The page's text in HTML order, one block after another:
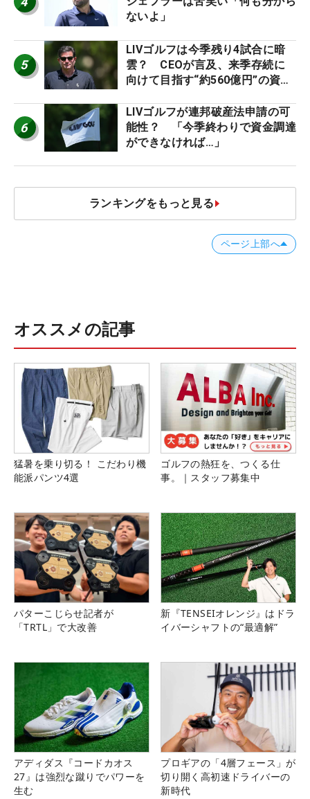
ないよ」
5
LIVゴルフは今季残り4試合に暗
雲？ CEOが言及、来季存続に
向けて目指す“約560億円”の資金
6
LIVゴルフが連邦破産法申請の可
能性？ 「今季終わりで資金調達
ができなければ…」
ランキングをもっと見る
ページ上部へ
オススメの記事
猛暑を乗り切る！ こだわり機
能派パンツ4選
ゴルフの熱狂を、つくる仕
事。｜スタッフ募集中
パターこじらせ記者が
「TRTL」で大改善
新『TENSEIオレンジ』はドラ
イバーシャフトの“最適解”
アディダス『コードカオス
27』は強烈な蹴りでパワーを
生む
プロギアの「4層フェース」が
切り開く高初速ドライバーの
新時代